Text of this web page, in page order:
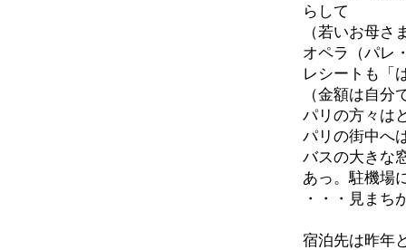
らして
（若いお母
オペラ（パレ
レシートも「
（金額は自分
パリの方々は
パリの街中へ
バスの大きな
あっ。駐機場
・・・見まち
宿泊先は昨年